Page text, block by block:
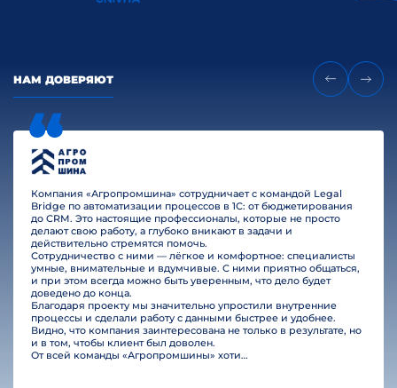
НАМ ДОВЕРЯЮТ
Компания «Агропромшина» сотрудничает с командой Legal
Bridge по автоматизации процессов в 1С: от бюджетирования
до CRM. Это настоящие профессионалы, которые не просто
делают свою работу, а глубоко вникают в задачи и
действительно стремятся помочь.
Сотрудничество с ними — лёгкое и комфортное: специалисты
умные, внимательные и вдумчивые. С ними приятно общаться,
и при этом всегда можно быть уверенным, что дело будет
доведено до конца.
Благодаря проекту мы значительно упростили внутренние
процессы и сделали работу с данными быстрее и удобнее.
Видно, что компания заинтересована не только в результате, но
и в том, чтобы клиент был доволен.
От всей команды «Агропромшины» хотим поблагодарить специалистов Legal Bridge за отличную работу и человеческое отношение.…